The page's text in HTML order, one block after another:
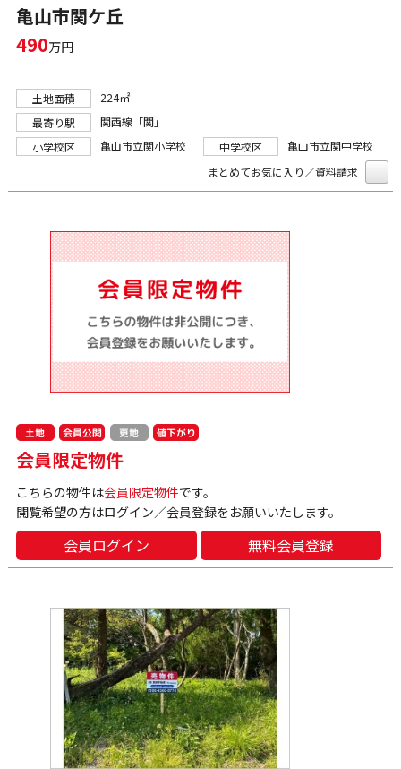
亀山市関ケ丘
490万円
土地面積
224㎡
最寄り駅
関西線「関」
小学校区
亀山市立関小学校 中学校区
亀山市立関中学校
まとめてお気に入り／資料請求
土地 会員公開 更地 値下がり
会員限定物件
こちらの物件は会員限定物件です。
閲覧希望の方はログイン／会員登録をお願いいたします。
会員ログイン 無料会員登録